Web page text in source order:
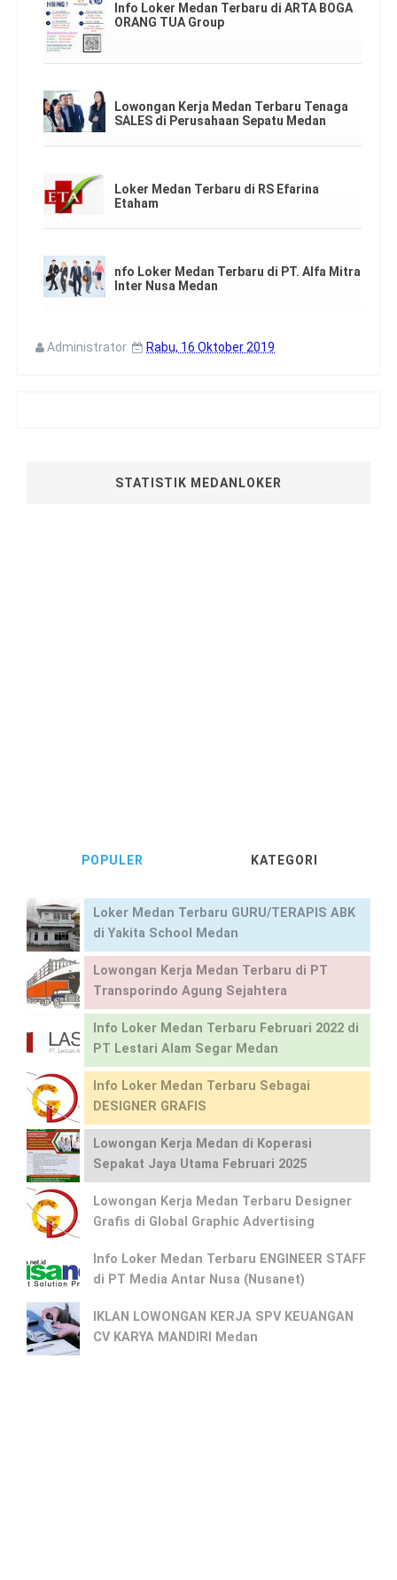
Info Loker Medan Terbaru di ARTA BOGA
ORANG TUA Group
Lowongan Kerja Medan Terbaru Tenaga
SALES di Perusahaan Sepatu Medan
Loker Medan Terbaru di RS Efarina
Etaham
nfo Loker Medan Terbaru di PT. Alfa Mitra
Inter Nusa Medan
Administrator Rabu, 16 Oktober 2019
STATISTIK MEDANLOKER
POPULER KATEGORI
Loker Medan Terbaru GURU/TERAPIS ABK
di Yakita School Medan
Lowongan Kerja Medan Terbaru di PT
Transporindo Agung Sejahtera
Info Loker Medan Terbaru Februari 2022 di
PT Lestari Alam Segar Medan
Info Loker Medan Terbaru Sebagai
DESIGNER GRAFIS
Lowongan Kerja Medan di Koperasi
Sepakat Jaya Utama Februari 2025
Lowongan Kerja Medan Terbaru Designer
Grafis di Global Graphic Advertising
Info Loker Medan Terbaru ENGINEER STAFF
di PT Media Antar Nusa (Nusanet)
IKLAN LOWONGAN KERJA SPV KEUANGAN
CV KARYA MANDIRI Medan